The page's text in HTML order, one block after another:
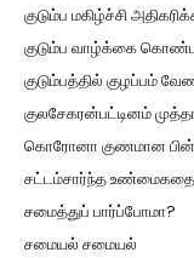
குடும்ப மகிழ்ச்சி
குடும்ப வாழ்க்கை
குடும்பத்தில் குழப்பம்
குலசேகரன்பட்டினம்
கொரோனா குணமான
சட்டம்சார்ந்த
சமைத்துப் பார்ப்போமா?
சமையல் சமையல்